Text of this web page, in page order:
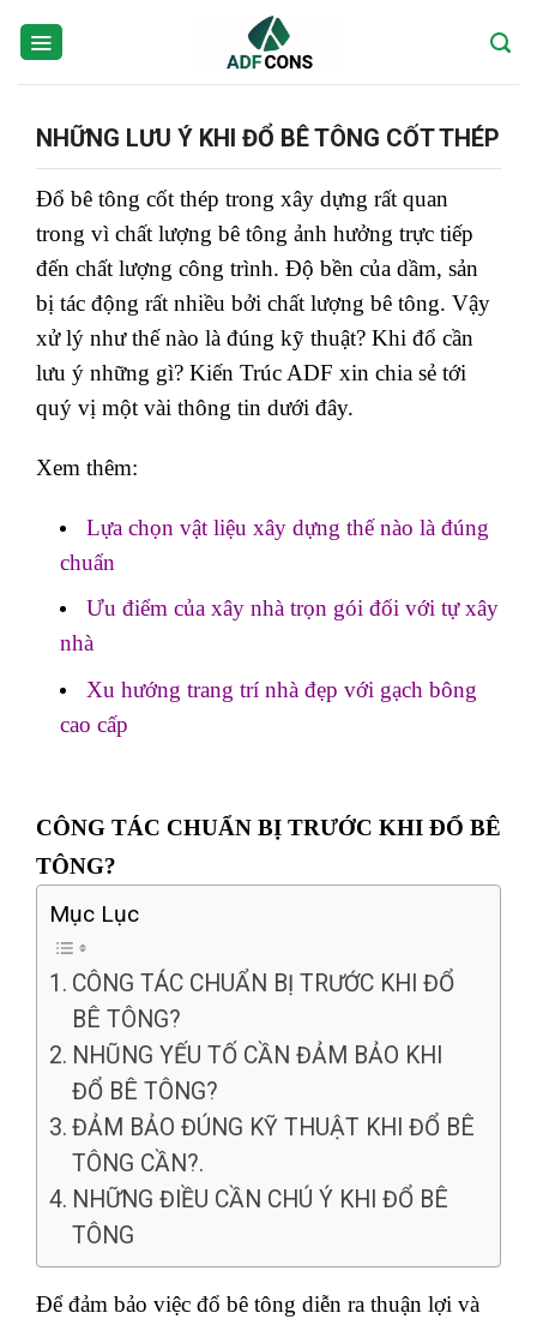
NHỮNG LƯU Ý KHI ĐỔ BÊ TÔNG CỐT THÉP
Đổ bê tông cốt thép trong xây dựng rất quan
trong vì chất lượng bê tông ảnh hưởng trực tiếp
đến chất lượng công trình. Độ bền của dầm, sản
bị tác động rất nhiều bởi chất lượng bê tông. Vậy
xử lý như thế nào là đúng kỹ thuật? Khi đổ cần
lưu ý những gì? Kiến Trúc ADF xin chia sẻ tới
quý vị một vài thông tin dưới đây.
Xem thêm:
Lựa chọn vật liệu xây dựng thế nào là đúng
chuẩn
Ưu điểm của xây nhà trọn gói đối với tự xây
nhà
Xu hướng trang trí nhà đẹp với gạch bông
cao cấp
CÔNG TÁC CHUẨN BỊ TRƯỚC KHI ĐỔ BÊ
TÔNG?
Mục Lục
CÔNG TÁC CHUẨN BỊ TRƯỚC KHI ĐỔ
BÊ TÔNG?
NHŨNG YẾU TỐ CẦN ĐẢM BẢO KHI
ĐỔ BÊ TÔNG?
ĐẢM BẢO ĐÚNG KỸ THUẬT KHI ĐỔ BÊ
TÔNG CẦN?.
NHỮNG ĐIỀU CẦN CHÚ Ý KHI ĐỔ BÊ
TÔNG
Để đảm bảo việc đổ bê tông diễn ra thuận lợi và